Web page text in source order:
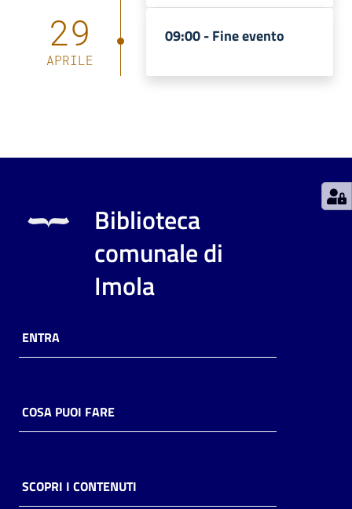
Chiedi al
29
APRILE
09:00 -Fine evento
Biblioteca
comunale di
Imola
ENTRA
COSA PUOI FARE
SCOPRI I CONTENUTI